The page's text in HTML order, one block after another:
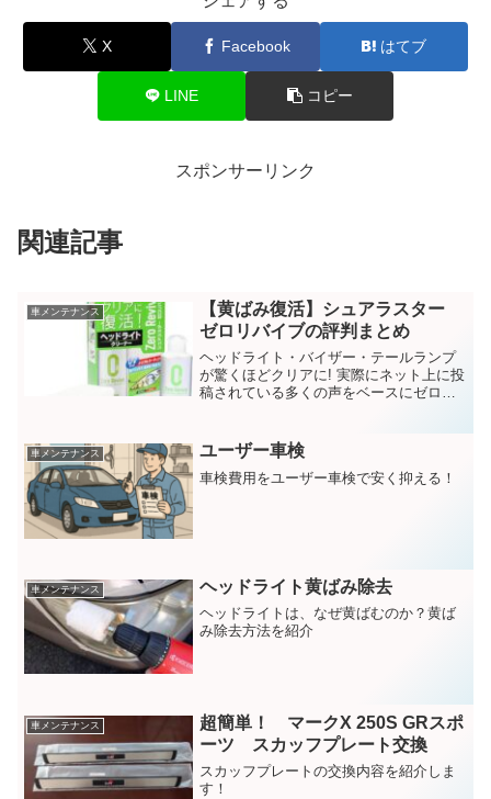
X Facebook はてブ
LINE コピー
スポンサーリンク
関連記事
車メンテナンス
【黄ばみ復活】シュアラスター
ゼロリバイブの評判まとめ
ヘッドライト・バイザー・テールランプ
が驚くほどクリアに! 実際にネット上に投
稿されている多くの声をベースにゼロリ
車メンテナンス ユーザー車検
車検費用をユーザー車検で安く抑える！
車メンテナンス ヘッドライト黄ばみ除去
ヘッドライトは、なぜ黄ばむのか？黄ば
み除去方法を紹介
車メンテナンス
超簡単！ マークX 250S GRスポ
ーツ スカッフプレート交換
スカッフプレートの交換内容を紹介しま
す！